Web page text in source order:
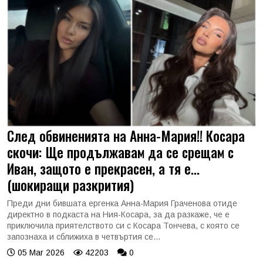
След обвиненията на Анна-Мария!! Косара
скочи: Ще продължавам да се срещам с
Иван, защото е прекрасен, а тя е...
(шокиращи разкрития)
Преди дни бившата ергенка Анна-Мария Граченова отиде
директно в подкаста на Ния-Косара, за да разкаже, че е
приключила приятелството си с Косара Тончева, с която се
запознаха и сближиха в четвъртия се...
05 Mar 2026
42203 0